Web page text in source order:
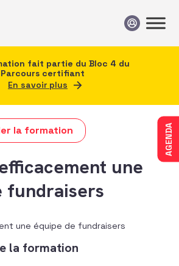
AGENDA
fait partie du Bloc 4 du
Parcours certifiant
En savoir plus
la formation
une
fundraisers
une équipe de fundraisers
la formation